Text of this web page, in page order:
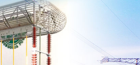
具案例
验台案例
例
机案例
客户服务
安全保障